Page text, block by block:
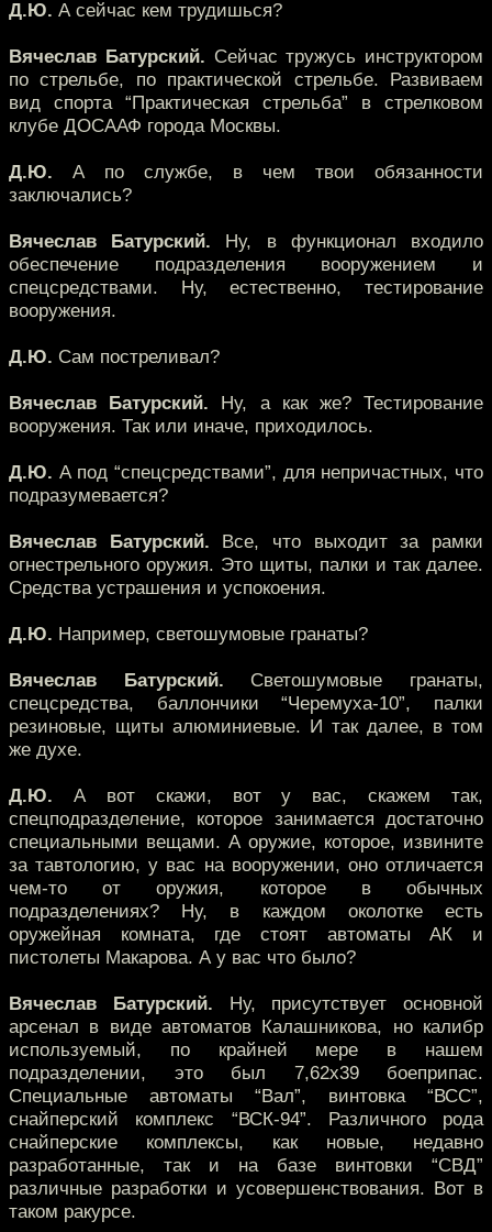
Д.Ю. А сейчас кем трудишься?
Вячеслав Батурский. Сейчас тружусь инструктором
по стрельбе, по практической стрельбе. Развиваем
вид спорта “Практическая стрельба” в стрелковом
клубе ДОСААФ города Москвы.
Д.Ю. А по службе, в чем твои обязанности
заключались?
Вячеслав Батурский. Ну, в функционал входило
обеспечение подразделения вооружением и
спецсредствами. Ну, естественно, тестирование
вооружения.
Д.Ю. Сам постреливал?
Вячеслав Батурский. Ну, а как же? Тестирование
вооружения. Так или иначе, приходилось.
Д.Ю. А под “спецсредствами”, для непричастных, что
подразумевается?
Вячеслав Батурский. Все, что выходит за рамки
огнестрельного оружия. Это щиты, палки и так далее.
Средства устрашения и успокоения.
Д.Ю. Например, светошумовые гранаты?
Вячеслав Батурский. Светошумовые гранаты,
спецсредства, баллончики “Черемуха-10”, палки
резиновые, щиты алюминиевые. И так далее, в том
же духе.
Д.Ю. А вот скажи, вот у вас, скажем так,
спецподразделение, которое занимается достаточно
специальными вещами. А оружие, которое, извините
за тавтологию, у вас на вооружении, оно отличается
чем-то от оружия, которое в обычных
подразделениях? Ну, в каждом околотке есть
оружейная комната, где стоят автоматы АК и
пистолеты Макарова. А у вас что было?
Вячеслав Батурский. Ну, присутствует основной
арсенал в виде автоматов Калашникова, но калибр
используемый, по крайней мере в нашем
подразделении, это был 7,62x39 боеприпас.
Специальные автоматы “Вал”, винтовка “ВСС”,
снайперский комплекс “ВСК-94”. Различного рода
снайперские комплексы, как новые, недавно
разработанные, так и на базе винтовки “СВД”
различные разработки и усовершенствования. Вот в
таком ракурсе.